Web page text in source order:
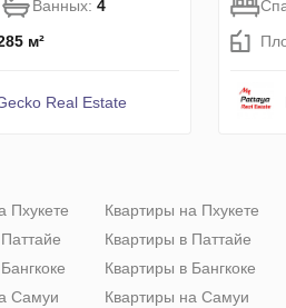
Ванных: 4
м²
Real Estate
Пхукете
Самуи
Квартиры на Пхукете
Квартиры в Паттайе
Квартиры в Бангкоке
Квартиры на Самуи